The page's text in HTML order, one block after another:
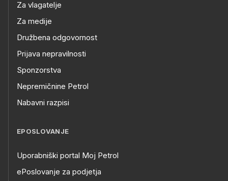
Za vlagatelje
Za medije
Družbena odgovornost
Prijava nepravilnosti
Sponzorstva
Nepremičnine Petrol
Nabavni razpisi
EPOSLOVANJE
Uporabniški portal Moj Petrol
ePoslovanje za podjetja